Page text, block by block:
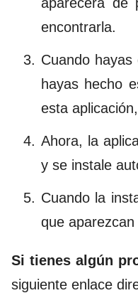
encontrarla.
Cuando
hayas hecho
esta
Ahora, la
y se instale
Cuando la
que
Si tienes algún
siguiente enlace